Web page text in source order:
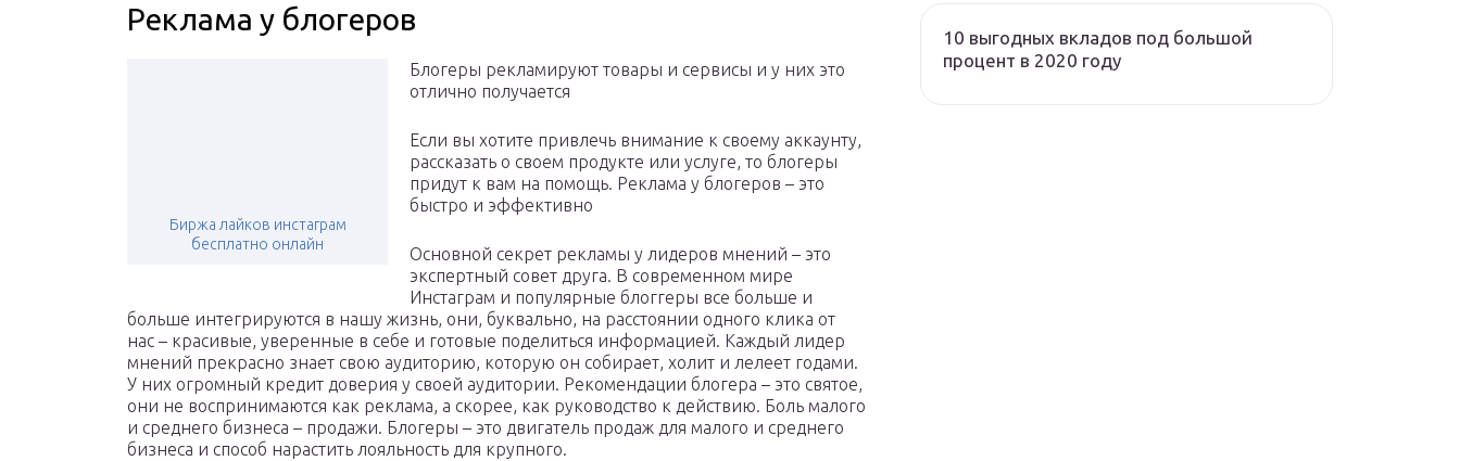
Реклама у блогеров
Биржа лайков инстаграм
бесплатно онлайн
Блогеры рекламируют товары и сервисы и у них это
отлично получается
Если вы хотите привлечь внимание к своему аккаунту,
рассказать о своем продукте или услуге, то блогеры
придут к вам на помощь. Реклама у блогеров – это
быстро и эффективно
Основной секрет рекламы у лидеров мнений – это
экспертный совет друга. В современном мире
Инстаграм и популярные блоггеры все больше и
больше интегрируются в нашу жизнь, они, буквально, на расстоянии одного клика от
нас – красивые, уверенные в себе и готовые поделиться информацией. Каждый лидер
мнений прекрасно знает свою аудиторию, которую он собирает, холит и лелеет годами.
У них огромный кредит доверия у своей аудитории. Рекомендации блогера – это святое,
они не воспринимаются как реклама, а скорее, как руководство к действию. Боль малого
и среднего бизнеса – продажи. Блогеры – это двигатель продаж для малого и среднего
бизнеса и способ нарастить лояльность для крупного.
10 выгодных вкладов под большой
процент в 2020 году